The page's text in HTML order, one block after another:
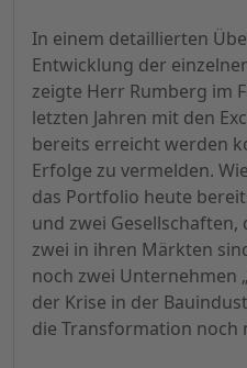
In einem detaillierten
Entwicklung der
zeigte Herr Rumberg im
letzten Jahren mit den
bereits erreicht werden
Erfolge zu vermelden.
das Portfolio heute
und zwei
zwei in ihren Märkten
noch zwei Unternehmen
der Krise in der
die Transformation noch